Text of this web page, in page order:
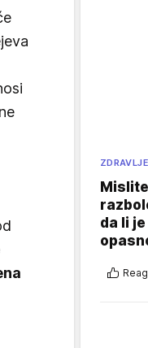
ZDRAVLJE
da li